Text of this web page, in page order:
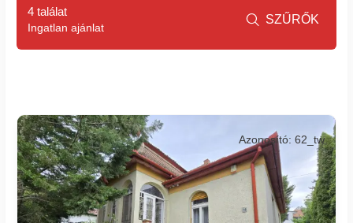
Azonosító: 62_tw
4 találat
Ingatlan ajánlat
 SZŰRŐK